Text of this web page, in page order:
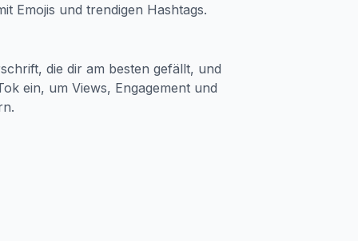
Emojis und trendigen Hashtags.
die dir am besten gefällt, und
ein, um Views, Engagement und